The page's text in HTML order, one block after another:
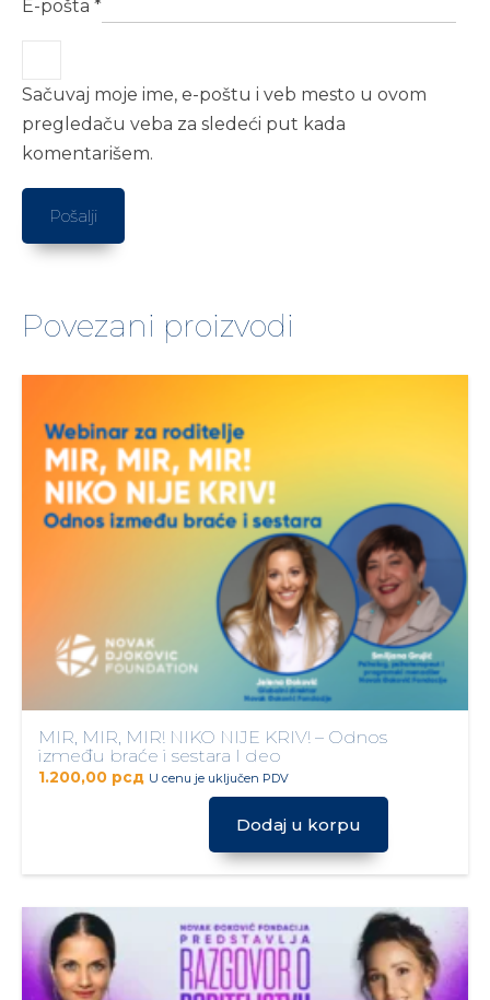
E-pošta *
Sačuvaj moje ime, e-poštu i veb mesto u ovom
pregledaču veba za sledeći put kada
komentarišem.
Povezani proizvodi
MIR, MIR, MIR! NIKO NIJE KRIV! – Odnos
između braće i sestara I deo
1.200,00 рсд U cenu je uključen PDV
Dodaj u korpu